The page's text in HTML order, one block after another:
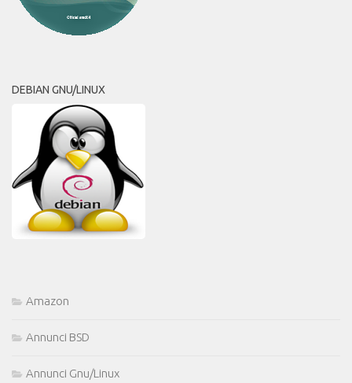
DEBIAN GNU/LINUX
Amazon
Annunci BSD
Annunci Gnu/Linux